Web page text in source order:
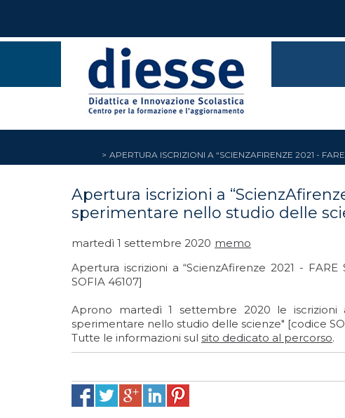
APERTURA ISCRIZIONI A “SCIENZAFIRENZE 2021 -
Apertura iscrizioni a
sperimentare nello studio delle
martedì 1 settembre 2020 memo
Apertura iscrizioni a “ScienzAfirenze 2021 -
SOFIA 46107]
Aprono martedì 1 settembre 2020 le iscrizioni
sperimentare nello studio delle scienze" [codice
Tutte le informazioni sul sito dedicato al percorso.